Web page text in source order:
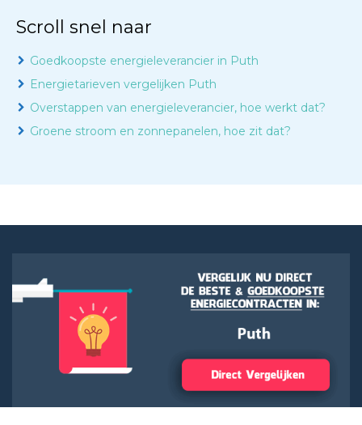
Scroll snel naar
Goedkoopste energieleverancier in Puth
Energietarieven vergelijken Puth
Overstappen van energieleverancier, hoe werkt dat?
Groene stroom en zonnepanelen, hoe zit dat?